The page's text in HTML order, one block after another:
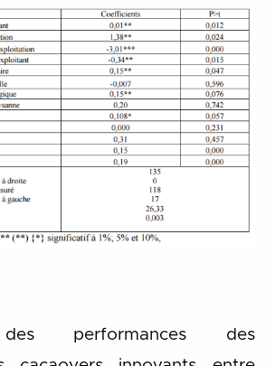
des performances des